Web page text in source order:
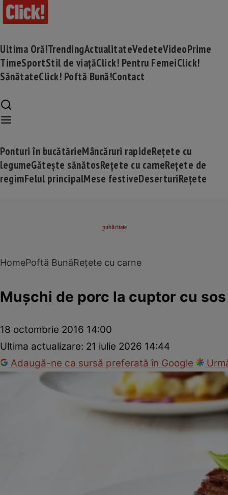
Ultima Oră!TrendingActualitateVedeteVideoPrime
TimeSportStil de viațăClick! Pentru FemeiClick!
SănătateClick! Poftă Bună!Contact
Ponturi în bucătărieMâncăruri rapideRețete cu
legumeGătește sănătosRețete cu carneRețete de
regimFelul principalMese festiveDeserturiRețete
HomePoftă BunăRețete cu carne
Muşchi de porc la cuptor cu
18 octombrie 2016 14:00
Ultima actualizare: 21 iulie 2026 14:44
Adaugă-ne ca sursă preferată în Google